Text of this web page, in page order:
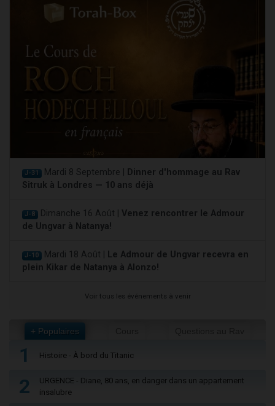
J-31 Mardi 8 Septembre | Dinner d'hommage au Rav
Sitruk à Londres — 10 ans déjà
J-8 Dimanche 16 Août | Venez rencontrer le Admour
de Ungvar à Natanya!
J-10 Mardi 18 Août | Le Admour de Ungvar recevra en
plein Kikar de Natanya à Alonzo!
Voir tous les événements à venir
+ Populaires
1 Histoire - À bord du Titanic
2
URGENCE - Diane, 80 ans, en danger dans un appartement
insalubre